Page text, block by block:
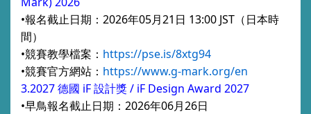
•報名截止日期：2026年05月21日 13:00 JST（日本時
間）
•競賽教學檔案： https://pse.is/8xtg94
•競賽官方網站： https://www.g-mark.org/en
3.2027 德國 iF 設計獎 / iF Design Award 2027
•早鳥報名截止日期：2026年06月26日